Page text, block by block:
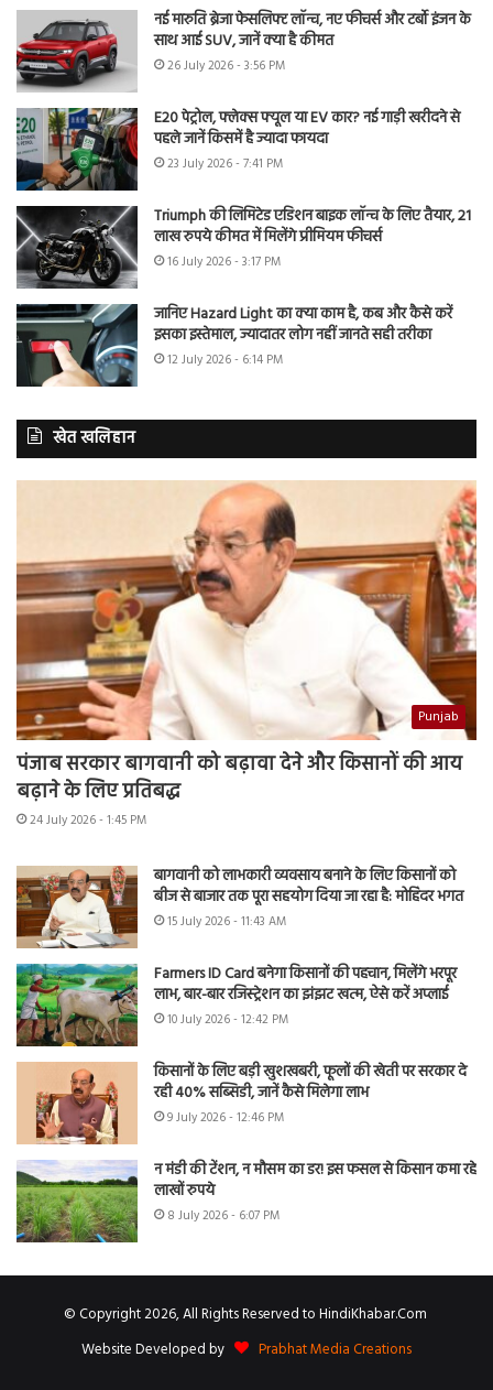
नई मारुति ब्रेजा फेसलिफ्ट लॉन्च, नए फीचर्स और टर्बो इंजन के
साथ आई SUV, जानें क्या है कीमत
26 July 2026 - 3:56 PM
E20 पेट्रोल, फ्लेक्स फ्यूल या EV कार? नई गाड़ी खरीदने से
पहले जानें किसमें है ज्यादा फायदा
23 July 2026 - 7:41 PM
Triumph की लिमिटेड एडिशन बाइक लॉन्च के लिए तैयार, 21
लाख रुपये कीमत में मिलेंगे प्रीमियम फीचर्स
16 July 2026 - 3:17 PM
जानिए Hazard Light का क्या काम है, कब और कैसे करें
इसका इस्तेमाल, ज्यादातर लोग नहीं जानते सही तरीका
12 July 2026 - 6:14 PM
खेत खलिहान
Punjab
पंजाब सरकार बागवानी को बढ़ावा देने और किसानों की आय
बढ़ाने के लिए प्रतिबद्ध
24 July 2026 - 1:45 PM
बागवानी को लाभकारी व्यवसाय बनाने के लिए किसानों को
बीज से बाजार तक पूरा सहयोग दिया जा रहा है: मोहिंदर भगत
15 July 2026 - 11:43 AM
Farmers ID Card बनेगा किसानों की पहचान, मिलेंगे भरपूर
लाभ, बार-बार रजिस्ट्रेशन का झंझट खत्म, ऐसे करें अप्लाई
10 July 2026 - 12:42 PM
किसानों के लिए बड़ी खुशखबरी, फूलों की खेती पर सरकार दे
रही 40% सब्सिडी, जानें कैसे मिलेगा लाभ
9 July 2026 - 12:46 PM
न मंडी की टेंशन, न मौसम का डर! इस फसल से किसान कमा रहे
लाखों रुपये
8 July 2026 - 6:07 PM
© Copyright 2026, All Rights Reserved to HindiKhabar.Com
Website Developed by
Prabhat Media Creations